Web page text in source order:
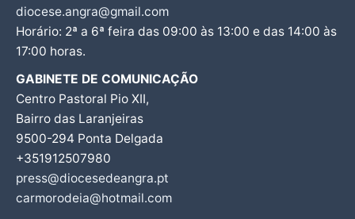
diocese.angra@gmail.com
Horário: 2ª a 6ª feira das 09:00 às 13:00 e das 14:00 às
17:00 horas.
GABINETE DE COMUNICAÇÃO
Centro Pastoral Pio XII,
Bairro das Laranjeiras
9500-294 Ponta Delgada
+351912507980
press@diocesedeangra.pt
carmorodeia@hotmail.com